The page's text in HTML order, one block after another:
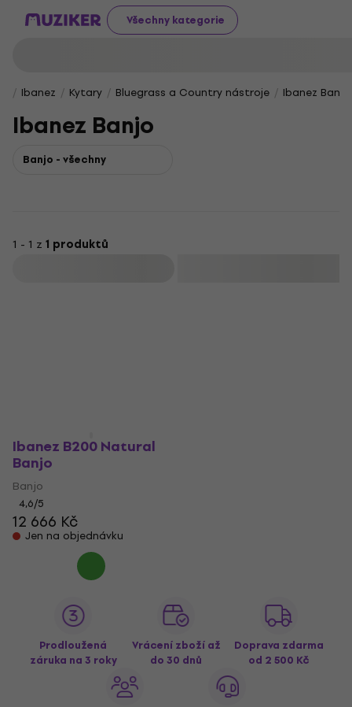
Všechny kategorie
Ibanez Kytary Bluegrass a Country nástroje Ibanez Banjo
Ibanez Banjo
Banjo - všechny
1 - 1 z 1 produktů
Ibanez B200 Natural
Banjo
Banjo
4,6/5
12 666 Kč
Jen na objednávku
Prodloužená
záruka na 3 roky
Vrácení zboží až
do 30 dnů
Doprava zdarma
od 2 500 Kč